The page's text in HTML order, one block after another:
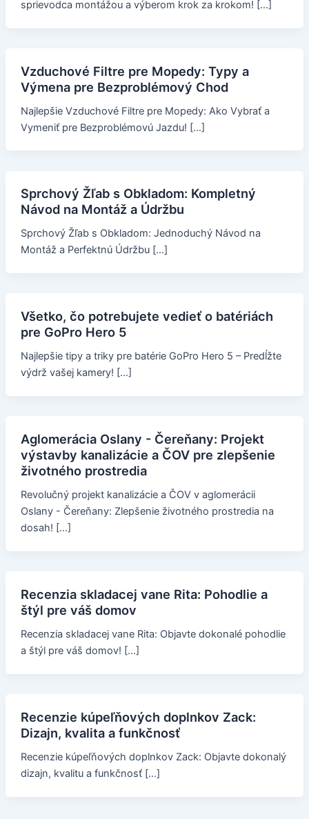
sprievodca montážou a výberom krok za krokom! […]
Vzduchové Filtre pre Mopedy: Typy a
Výmena pre Bezproblémový Chod
Najlepšie Vzduchové Filtre pre Mopedy: Ako Vybrať a
Vymeniť pre Bezproblémovú Jazdu! […]
Sprchový Žľab s Obkladom: Kompletný
Návod na Montáž a Údržbu
Sprchový Žľab s Obkladom: Jednoduchý Návod na
Montáž a Perfektnú Údržbu […]
Všetko, čo potrebujete vedieť o batériách
pre GoPro Hero 5
Najlepšie tipy a triky pre batérie GoPro Hero 5 – Predĺžte
výdrž vašej kamery! […]
Aglomerácia Oslany - Čereňany: Projekt
výstavby kanalizácie a ČOV pre zlepšenie
životného prostredia
Revolučný projekt kanalizácie a ČOV v aglomerácii
Oslany - Čereňany: Zlepšenie životného prostredia na
dosah! […]
Recenzia skladacej vane Rita: Pohodlie a
štýl pre váš domov
Recenzia skladacej vane Rita: Objavte dokonalé pohodlie
a štýl pre váš domov! […]
Recenzie kúpeľňových doplnkov Zack:
Dizajn, kvalita a funkčnosť
Recenzie kúpeľňových doplnkov Zack: Objavte dokonalý
dizajn, kvalitu a funkčnosť […]